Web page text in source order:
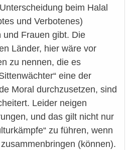
beim Halal
und Verbotenes)
und Frauen gibt. Die
Länder, hier wäre vor
zu nennen, die es
eine der
Moral durchzusetzen, sind
Leider neigen
und das gilt nicht nur
zu führen, wenn
(können).